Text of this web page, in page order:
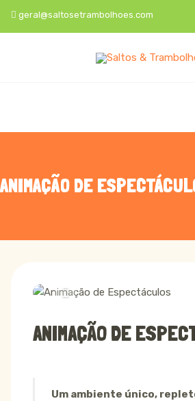
geral@saltosetrambolhoes.com
ANIMAÇÃO DE
Previous
ANIMAÇÃO DE
Um ambiente único,